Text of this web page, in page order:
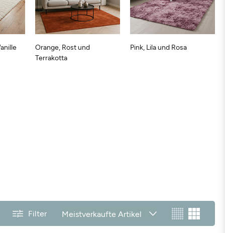
Orange, Rost und
Terrakotta
Pink, Lila und Rosa
Filter